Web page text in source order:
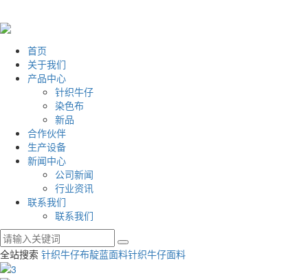
首页
关于我们
产品中心
针织牛仔
染色布
新品
合作伙伴
生产设备
新闻中心
公司新闻
行业资讯
联系我们
联系我们
全站搜索 针织牛仔布靛蓝面料针织牛仔面料